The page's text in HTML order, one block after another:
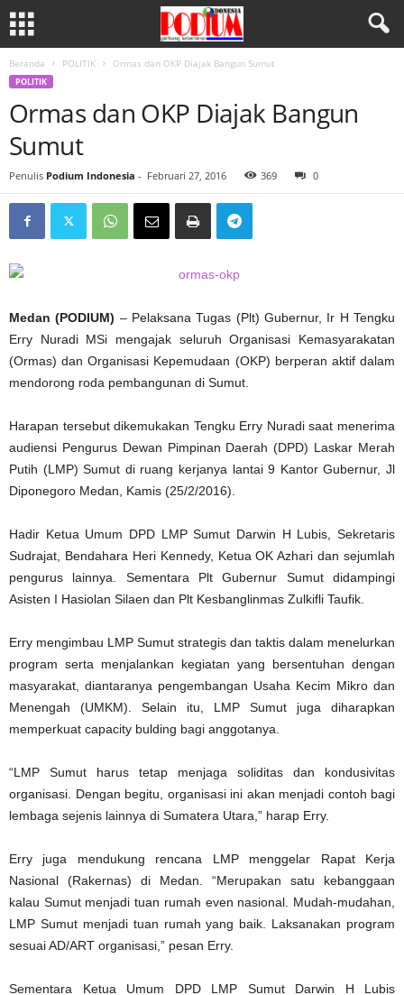
Beranda POLITIK Ormas dan OKP Diajak Bangun Sumut
POLITIK
Ormas dan OKP Diajak Bangun
Sumut
Penulis Podium Indonesia - Februari 27, 2016 369 0
Medan (PODIUM) – Pelaksana Tugas (Plt) Gubernur, Ir H Tengku
Erry Nuradi MSi mengajak seluruh Organisasi Kemasyarakatan
(Ormas) dan Organisasi Kepemudaan (OKP) berperan aktif dalam
mendorong roda pembangunan di Sumut.
Harapan tersebut dikemukakan Tengku Erry Nuradi saat menerima
audiensi Pengurus Dewan Pimpinan Daerah (DPD) Laskar Merah
Putih (LMP) Sumut di ruang kerjanya lantai 9 Kantor Gubernur, Jl
Diponegoro Medan, Kamis (25/2/2016).
Hadir Ketua Umum DPD LMP Sumut Darwin H Lubis, Sekretaris
Sudrajat, Bendahara Heri Kennedy, Ketua OK Azhari dan sejumlah
pengurus lainnya. Sementara Plt Gubernur Sumut didampingi
Asisten I Hasiolan Silaen dan Plt Kesbanglinmas Zulkifli Taufik.
Erry mengimbau LMP Sumut strategis dan taktis dalam menelurkan
program serta menjalankan kegiatan yang bersentuhan dengan
masyarakat, diantaranya pengembangan Usaha Kecim Mikro dan
Menengah (UMKM). Selain itu, LMP Sumut juga diharapkan
memperkuat capacity bulding bagi anggotanya.
“LMP Sumut harus tetap menjaga soliditas dan kondusivitas
organisasi. Dengan begitu, organisasi ini akan menjadi contoh bagi
lembaga sejenis lainnya di Sumatera Utara,” harap Erry.
Erry juga mendukung rencana LMP menggelar Rapat Kerja
Nasional (Rakernas) di Medan. “Merupakan satu kebanggaan
kalau Sumut menjadi tuan rumah even nasional. Mudah-mudahan,
LMP Sumut menjadi tuan rumah yang baik. Laksanakan program
sesuai AD/ART organisasi,” pesan Erry.
Sementara Ketua Umum DPD LMP Sumut Darwin H Lubis